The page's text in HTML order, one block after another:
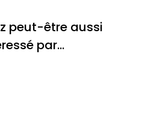
peut-être aussi
par…